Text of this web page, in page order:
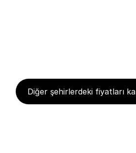
Diğer şehirlerdeki fiyatları